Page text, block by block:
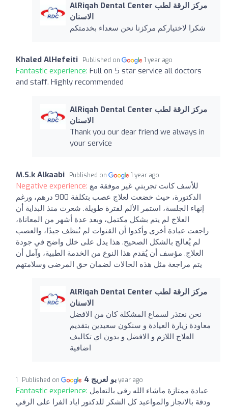
AlRiqah Dental Center مركز الرقة لطب
الاسنان
شكرا لاختياركم مركزنا نحن سعداء بخدمتكم
Khaled AlHefeiti Published on 1 year ago
Fantastic experience: Full on 5 star service all doctors
and staff. Highly recommended
AlRiqah Dental Center مركز الرقة لطب
الاسنان
Thank you our dear friend we always in
your service
M.S.k Alkaabi Published on 1 year ago
Negative experience: للأسف كانت تجربتي غير موفقة مع
الدكتورة، حيث خضعت لعلاج عصب بتكلفة 900 درهم، ورغم
إنهاء الجلسة، استمر الألم لفترة طويلة. شعرت منذ البداية أن
العلاج لم يتم بشكل مكتمل، وبعد عدة أشهر من المعاناة،
راجعت عيادة أخرى وأكدوا أن القنوات لم تُنظف جيدًا، والعصب
لم يُعالج بالشكل الصحيح. هذا يدل على خلل واضح في جودة
العلاج. مؤسف أن يُقدم هذا النوع من الخدمة الطبية، وآمل أن
يتم مراجعة مثل هذه الحالات لضمان حق المرضى وسلامتهم
AlRiqah Dental Center مركز الرقة لطب
الاسنان
نحن نعتذر لسماع المشكلة كان من الافضل
معاودة زيارة العيادة و سنكون سعيدين بتقديم
العلاج اللازم و الافضل و بدون اي تكاليف
اضافية
بو لعريج 4 Published on 1 year ago
Fantastic experience: عيادة ممتازة ماشاء الله رقي بالتعامل
ودقة بالانجاز والمواعيد كل الشكر للدكتور اياد الفرا على الرقي